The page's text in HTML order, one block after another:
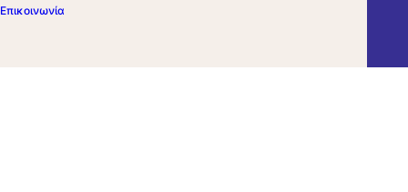
Επικοινωνία